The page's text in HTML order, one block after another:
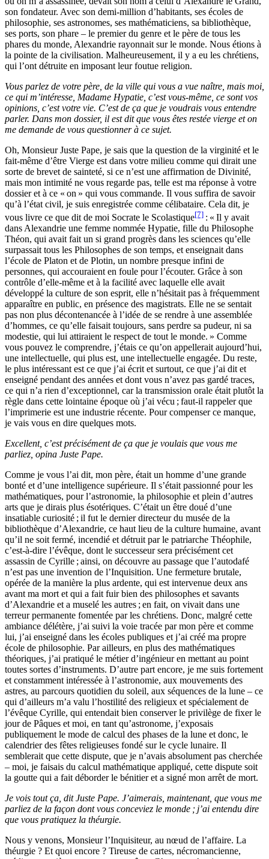
son fondateur. Avec son demi-million d’habitants, ses écoles de
philosophie, ses astronomes, ses mathématiciens, sa bibliothèque,
ses ports, son phare – le premier du genre et le père de tous les
phares du monde, Alexandrie rayonnait sur le monde. Nous étions à
la pointe de la civilisation. Malheureusement, il y a eu les chrétiens,
qui l’ont détruite en imposant leur foutue religion.
Vous parlez de votre père, de la ville qui vous a vue naître, mais moi,
ce qui m’intéresse, Madame Hypatie, c’est vous-même, ce sont vos
opinions, c’est votre vie. C’est de ça que je voudrais vous entendre
parler. Dans mon dossier, il est dit que vous êtes restée vierge et on
me demande de vous questionner à ce sujet.
Oh, Monsieur Juste Pape, je sais que la question de la virginité et le
fait-même d’être Vierge est dans votre milieu comme qui dirait une
sorte de brevet de sainteté, si ce n’est une affirmation de Divinité,
mais mon intimité ne vous regarde pas, telle est ma réponse à votre
dossier et à ce « on » qui vous commande. Il vous suffira de savoir
qu’à l’état civil, je suis enregistrée comme célibataire. Cela dit, je
vous livre ce que dit de moi Socrate le Scolastique[7] : « Il y avait
dans Alexandrie une femme nommée Hypatie, fille du Philosophe
Théon, qui avait fait un si grand progrès dans les sciences qu’elle
surpassait tous les Philosophes de son temps, et enseignait dans
l’école de Platon et de Plotin, un nombre presque infini de
personnes, qui accouraient en foule pour l’écouter. Grâce à son
contrôle d’elle-même et à la facilité avec laquelle elle avait
développé la culture de son esprit, elle n’hésitait pas à fréquemment
apparaître en public, en présence des magistrats. Elle ne se sentait
pas non plus décontenancée à l’idée de se rendre à une assemblée
d’hommes, ce qu’elle faisait toujours, sans perdre sa pudeur, ni sa
modestie, qui lui attiraient le respect de tout le monde. » Comme
vous pouvez le comprendre, j’étais ce qu’on appellerait aujourd’hui,
une intellectuelle, qui plus est, une intellectuelle engagée. Du reste,
le plus intéressant est ce que j’ai écrit et surtout, ce que j’ai dit et
enseigné pendant des années et dont vous n’avez pas gardé traces,
ce qui n’a rien d’exceptionnel, car la transmission orale était plutôt la
règle dans cette lointaine époque où j’ai vécu ; faut-il rappeler que
l’imprimerie est une industrie récente. Pour compenser ce manque,
je vais vous en dire quelques mots.
Excellent, c’est précisément de ça que je voulais que vous me
parliez, opina Juste Pape.
Comme je vous l’ai dit, mon père, était un homme d’une grande
bonté et d’une intelligence supérieure. Il s’était passionné pour les
mathématiques, pour l’astronomie, la philosophie et plein d’autres
arts que je dirais plus ésotériques. C’était un être doué d’une
insatiable curiosité ; il fut le dernier directeur du musée de la
bibliothèque d’Alexandrie, ce haut lieu de la culture humaine, avant
qu’il ne soit fermé, incendié et détruit par le patriarche Théophile,
c’est-à-dire l’évêque, dont le successeur sera précisément cet
assassin de Cyrille ; ainsi, on découvre au passage que l’autodafé
n’est pas une invention de l’Inquisition. Une fermeture brutale,
opérée de la manière la plus ardente, qui est intervenue deux ans
avant ma mort et qui a fait fuir bien des philosophes et savants
d’Alexandrie et a muselé les autres ; en fait, on vivait dans une
terreur permanente fomentée par les chrétiens. Donc, malgré cette
ambiance délétère, j’ai suivi la voie tracée par mon père et comme
lui, j’ai enseigné dans les écoles publiques et j’ai créé ma propre
école de philosophie. Par ailleurs, en plus des mathématiques
théoriques, j’ai pratiqué le métier d’ingénieur en mettant au point
toutes sortes d’instruments. D’autre part encore, je me suis fortement
et constamment intéressée à l’astronomie, aux mouvements des
astres, au parcours quotidien du soleil, aux séquences de la lune – ce
qui d’ailleurs m’a valu l’hostilité des religieux et spécialement de
l’évêque Cyrille, qui entendait bien conserver le privilège de fixer le
jour de Pâques et moi, en tant qu’astronome, j’exposais
publiquement le mode de calcul des phases de la lune et donc, le
calendrier des fêtes religieuses fondé sur le cycle lunaire. Il
semblerait que cette dispute, que je n’avais absolument pas cherchée
– moi, je faisais du calcul mathématique appliqué, cette dispute soit
la goutte qui a fait déborder le bénitier et a signé mon arrêt de mort.
Je vois tout ça, dit Juste Pape. J’aimerais, maintenant, que vous me
parliez de la façon dont vous conceviez le monde ; j’ai entendu dire
que vous pratiquez la théurgie.
Nous y venons, Monsieur l’Inquisiteur, au nœud de l’affaire. La
théurgie ? Et quoi encore ? Tireuse de cartes, nécromancienne,